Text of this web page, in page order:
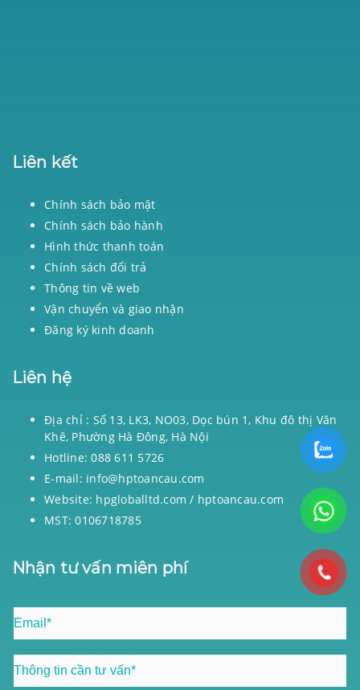
Liên kết
Chính sách bảo mật
Chính sách bảo hành
Hình thức thanh toán
Chính sách đổi trả
Thông tin về web
Vận chuyển và giao nhận
Đăng ký kinh doanh
Liên hệ
Địa chỉ : Số 13, LK3, NO03, Dọc bún 1, Khu đô thị Văn
Khê, Phường Hà Đông, Hà Nội
Hotline: 088 611 5726
E-mail: info@hptoancau.com
Website: hpgloballtd.com / hptoancau.com
MST: 0106718785
Nhận tư vấn miên phí